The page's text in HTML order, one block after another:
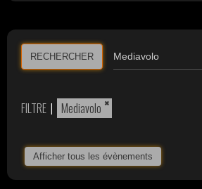
RECHERCHER
FILTRE | ×
Mediavolo
Afficher tous les évènements